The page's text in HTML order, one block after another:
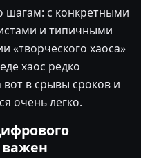
шагам: с конкретными
и типичными
«творческого хаоса»
хаос редко
вот в срывы сроков и
очень легко.
важен